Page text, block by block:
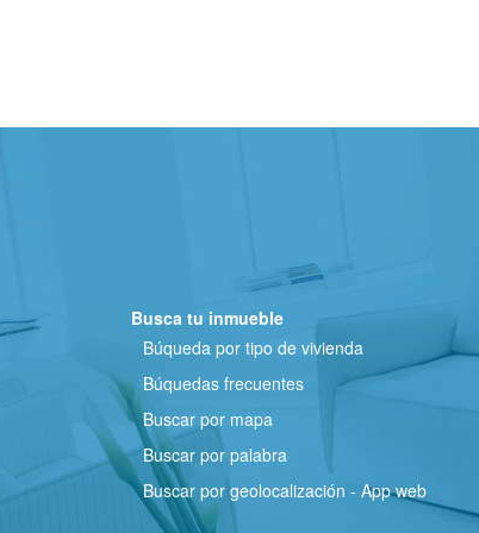
Busca tu inmueble
Búqueda por tipo de vivienda
Búquedas frecuentes
Buscar por mapa
Buscar por palabra
Buscar por geolocalización - App web